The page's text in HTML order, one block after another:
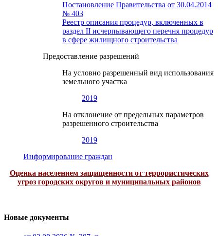
Постановление Правительства от 30.04.2014
№ 403
Реестр описания процедур, включенных в
раздел II исчерпывающего перечня процедур
в сфере жилищного строительства
Предоставление разрешений
На условно разрешенный вид использования
земельного участка
2019
На отклонение от предельных параметров
разрешенного строительства
2019
Информирование граждан
Оценка населением защищенности от террористических
угроз городских округов и муниципальных районов
Новые документы